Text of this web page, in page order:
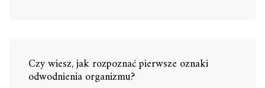
Czy wiesz, jak rozpoznać pierwsze oznaki
odwodnienia organizmu?